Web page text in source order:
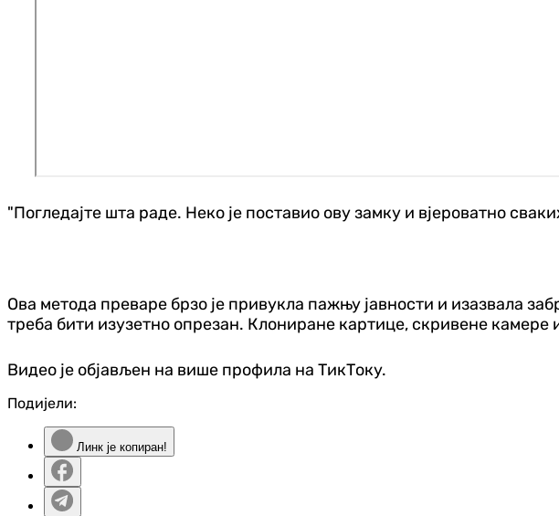
"Погледајте шта раде. Неко је поставио ову замку и вјероватно
Ова метода преваре брзо је привукла пажњу јавности и изазвала
треба бити изузетно опрезан. Клониране картице, скривене
Видео је објављен на више профила на ТикТоку.
Подијели:
Линк је копиран!